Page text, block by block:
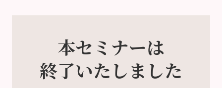
本セミナーは
終了いたしました